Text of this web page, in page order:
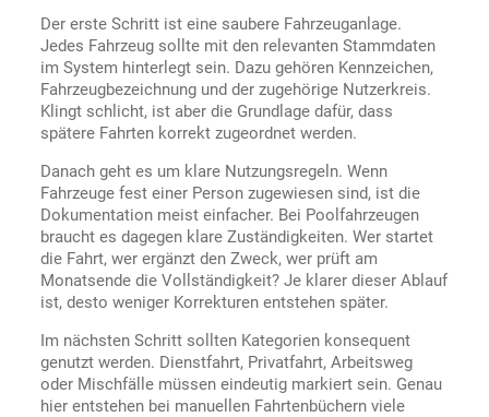
Der erste Schritt ist eine saubere Fahrzeuganlage.
Jedes Fahrzeug sollte mit den relevanten Stammdaten
im System hinterlegt sein. Dazu gehören Kennzeichen,
Fahrzeugbezeichnung und der zugehörige Nutzerkreis.
Klingt schlicht, ist aber die Grundlage dafür, dass
spätere Fahrten korrekt zugeordnet werden.
Danach geht es um klare Nutzungsregeln. Wenn
Fahrzeuge fest einer Person zugewiesen sind, ist die
Dokumentation meist einfacher. Bei Poolfahrzeugen
braucht es dagegen klare Zuständigkeiten. Wer startet
die Fahrt, wer ergänzt den Zweck, wer prüft am
Monatsende die Vollständigkeit? Je klarer dieser Ablauf
ist, desto weniger Korrekturen entstehen später.
Im nächsten Schritt sollten Kategorien konsequent
genutzt werden. Dienstfahrt, Privatfahrt, Arbeitsweg
oder Mischfälle müssen eindeutig markiert sein. Genau
hier entstehen bei manuellen Fahrtenbüchern viele